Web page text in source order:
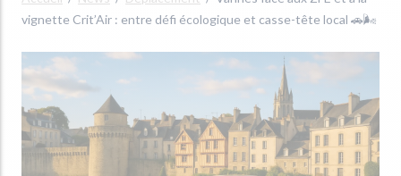
vignette Crit’Air : entre défi écologique et casse-tête local 🚗🌬️